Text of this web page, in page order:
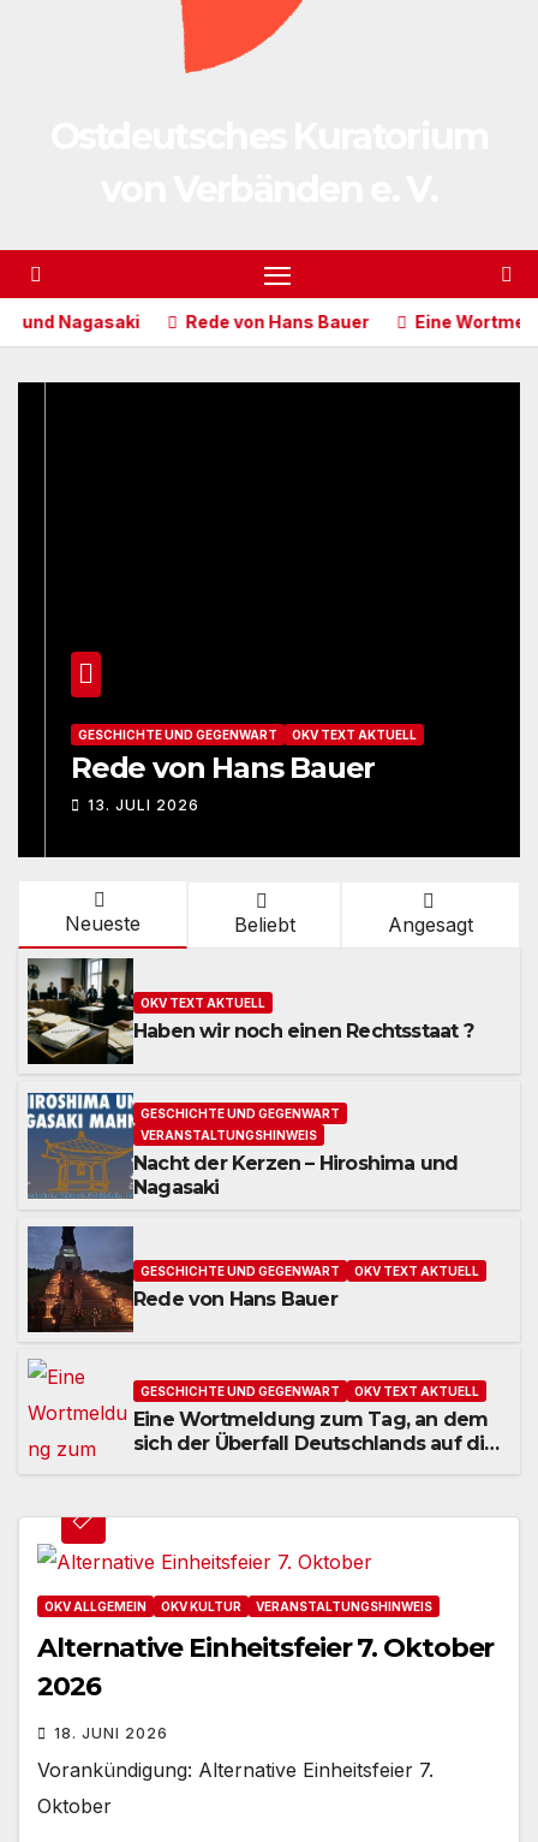
Rede von Hans Bauer Eine Wortmeldung zum
GESCHICHTE UND GEGENWART OKV TEXT AKTUELL
Rede von Hans Bauer
13. JULI 2026
Neueste Beliebt Angesagt
OKV TEXT AKTUELL
Haben wir noch einen Rechtsstaat ?
GESCHICHTE UND GEGENWART
VERANSTALTUNGSHINWEIS
Nacht der Kerzen – Hiroshima und
Nagasaki
GESCHICHTE UND GEGENWART OKV TEXT AKTUELL
Rede von Hans Bauer
GESCHICHTE UND GEGENWART OKV TEXT AKTUELL
Eine Wortmeldung zum Tag, an dem
sich der Überfall Deutschlands auf die
OKV ALLGEMEIN OKV KULTUR VERANSTALTUNGSHINWEIS
Alternative Einheitsfeier 7. Oktober
2026
18. JUNI 2026
Vorankündigung: Alternative Einheitsfeier 7.
Oktober